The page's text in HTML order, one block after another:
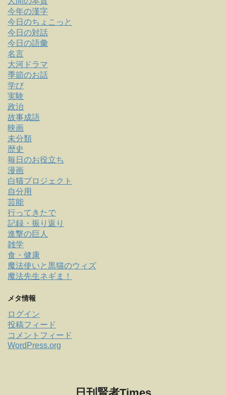
今年の漢字
今日のちょこっと
今日の対話
今日の語彙
名言
大河ドラマ
季節のお話
学び
実験
政治
故事成語
映画
未分類
歴史
毎日のお役立ち
漫画
白猫プロジェクト
自分用
芸能
行ってきたで
記録・振り返り
進撃の巨人
雑学
食・健康
魔法使いと黒猫のウィズ
魔法先生ネギま！
メタ情報
ログイン
投稿フィード
コメントフィード
WordPress.org